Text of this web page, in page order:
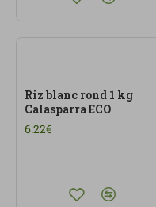
Riz blanc rond 1 kg
Calasparra ECO
6.22€